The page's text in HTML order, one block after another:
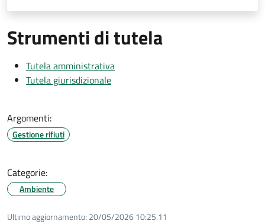
Strumenti di tutela
Tutela amministrativa
Tutela giurisdizionale
Argomenti:
Gestione rifiuti
Categorie:
Ambiente
Ultimo aggiornamento: 20/05/2026 10:25.11